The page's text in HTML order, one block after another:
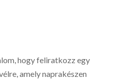
hogy feliratkozz egy
amely naprakészen